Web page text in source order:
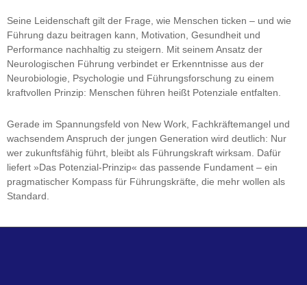
Seine Leidenschaft gilt der Frage, wie Menschen ticken – und wie
Führung dazu beitragen kann, Motivation, Gesundheit und
Performance nachhaltig zu steigern. Mit seinem Ansatz der
Neurologischen Führung verbindet er Erkenntnisse aus der
Neurobiologie, Psychologie und Führungsforschung zu einem
kraftvollen Prinzip: Menschen führen heißt Potenziale entfalten.
Gerade im Spannungsfeld von New Work, Fachkräftemangel und
wachsendem Anspruch der jungen Generation wird deutlich: Nur
wer zukunftsfähig führt, bleibt als Führungskraft wirksam. Dafür
liefert »Das Potenzial-Prinzip« das passende Fundament – ein
pragmatischer Kompass für Führungskräfte, die mehr wollen als
Standard.